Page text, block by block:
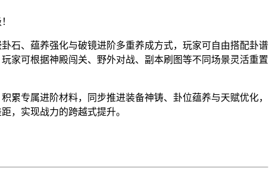
石、蕴养强化与破镜进阶多重养成方式，玩家可自由搭配卦谱
家可根据神殿闯关、野外对战、副本刷图等不同场景灵活重置
累专属进阶材料，同步推进装备神铸、卦位蕴养与天赋优化，
，实现战力的跨越式提升。